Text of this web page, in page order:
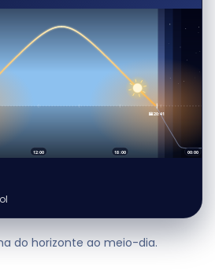
🌇 20:41
12:00 18:00 00:00
do horizonte ao meio-dia.